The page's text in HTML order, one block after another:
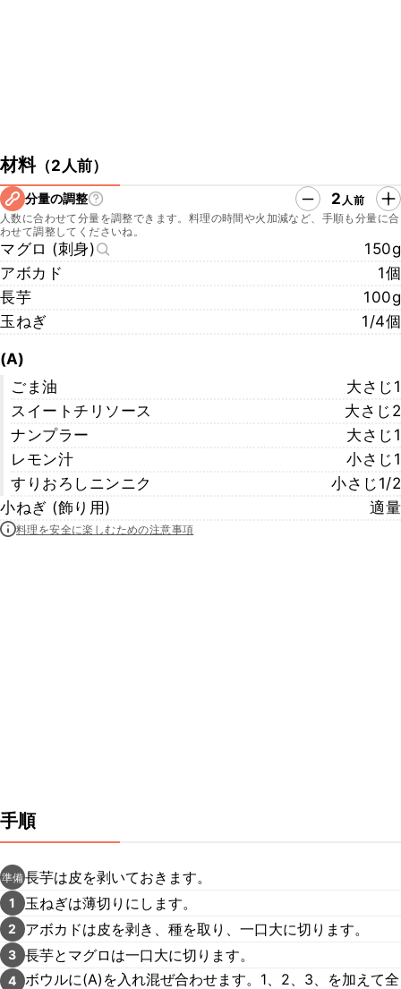
材料（2人前）
分量の調整 2 人前
人数に合わせて分量を調整できます。料理の時間や火加減など、手順も分量に合
わせて調整してくださいね。
マグロ (刺身)
150g
アボカド
1個
長芋
100g
玉ねぎ
1/4個
(A)
ごま油
大さじ1
スイートチリソース
大さじ2
ナンプラー
大さじ1
レモン汁
小さじ1
すりおろしニンニク
小さじ1/2
小ねぎ (飾り用)
適量
料理を安全に楽しむための注意事項
手順
準備長芋は皮を剥いておきます。
1 玉ねぎは薄切りにします。
2 アボカドは皮を剥き、種を取り、一口大に切ります。
3 長芋とマグロは一口大に切ります。
4 ボウルに(A)を入れ混ぜ合わせます。1、2、3、を加えて全